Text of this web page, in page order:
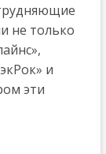
не только
и
эти